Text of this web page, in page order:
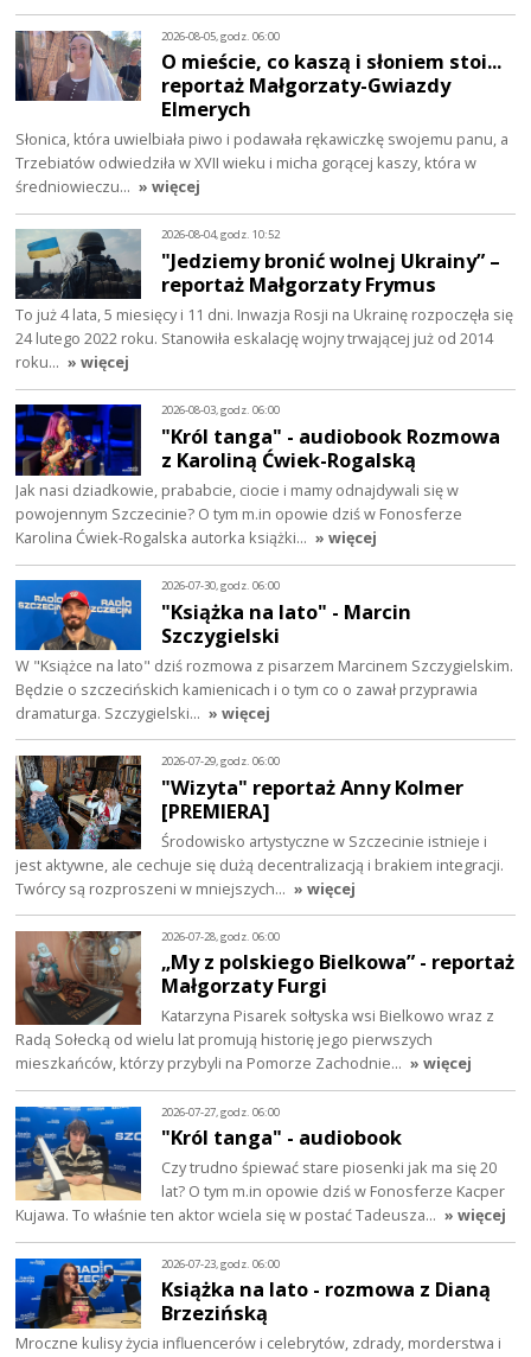
2026-08-05, godz. 06:00
O mieście, co kaszą i słoniem stoi...
reportaż Małgorzaty-Gwiazdy
Elmerych
Słonica, która uwielbiała piwo i podawała rękawiczkę swojemu panu, a
Trzebiatów odwiedziła w XVII wieku i micha gorącej kaszy, która w
średniowieczu… » więcej
2026-08-04, godz. 10:52
"Jedziemy bronić wolnej Ukrainy” –
reportaż Małgorzaty Frymus
To już 4 lata, 5 miesięcy i 11 dni. Inwazja Rosji na Ukrainę rozpoczęła się
24 lutego 2022 roku. Stanowiła eskalację wojny trwającej już od 2014
roku… » więcej
2026-08-03, godz. 06:00
"Król tanga" - audiobook Rozmowa
z Karoliną Ćwiek-Rogalską
Jak nasi dziadkowie, prababcie, ciocie i mamy odnajdywali się w
powojennym Szczecinie? O tym m.in opowie dziś w Fonosferze
Karolina Ćwiek-Rogalska autorka książki… » więcej
2026-07-30, godz. 06:00
"Książka na lato" - Marcin
Szczygielski
W "Książce na lato" dziś rozmowa z pisarzem Marcinem Szczygielskim.
Będzie o szczecińskich kamienicach i o tym co o zawał przyprawia
dramaturga. Szczygielski… » więcej
2026-07-29, godz. 06:00
"Wizyta" reportaż Anny Kolmer
[PREMIERA]
Środowisko artystyczne w Szczecinie istnieje i
jest aktywne, ale cechuje się dużą decentralizacją i brakiem integracji.
Twórcy są rozproszeni w mniejszych… » więcej
2026-07-28, godz. 06:00
„My z polskiego Bielkowa” - reportaż
Małgorzaty Furgi
Katarzyna Pisarek sołtyska wsi Bielkowo wraz z
Radą Sołecką od wielu lat promują historię jego pierwszych
mieszkańców, którzy przybyli na Pomorze Zachodnie… » więcej
2026-07-27, godz. 06:00
"Król tanga" - audiobook
Czy trudno śpiewać stare piosenki jak ma się 20
lat? O tym m.in opowie dziś w Fonosferze Kacper
Kujawa. To właśnie ten aktor wciela się w postać Tadeusza… » więcej
2026-07-23, godz. 06:00
Książka na lato - rozmowa z Dianą
Brzezińską
Mroczne kulisy życia influencerów i celebrytów, zdrady, morderstwa i